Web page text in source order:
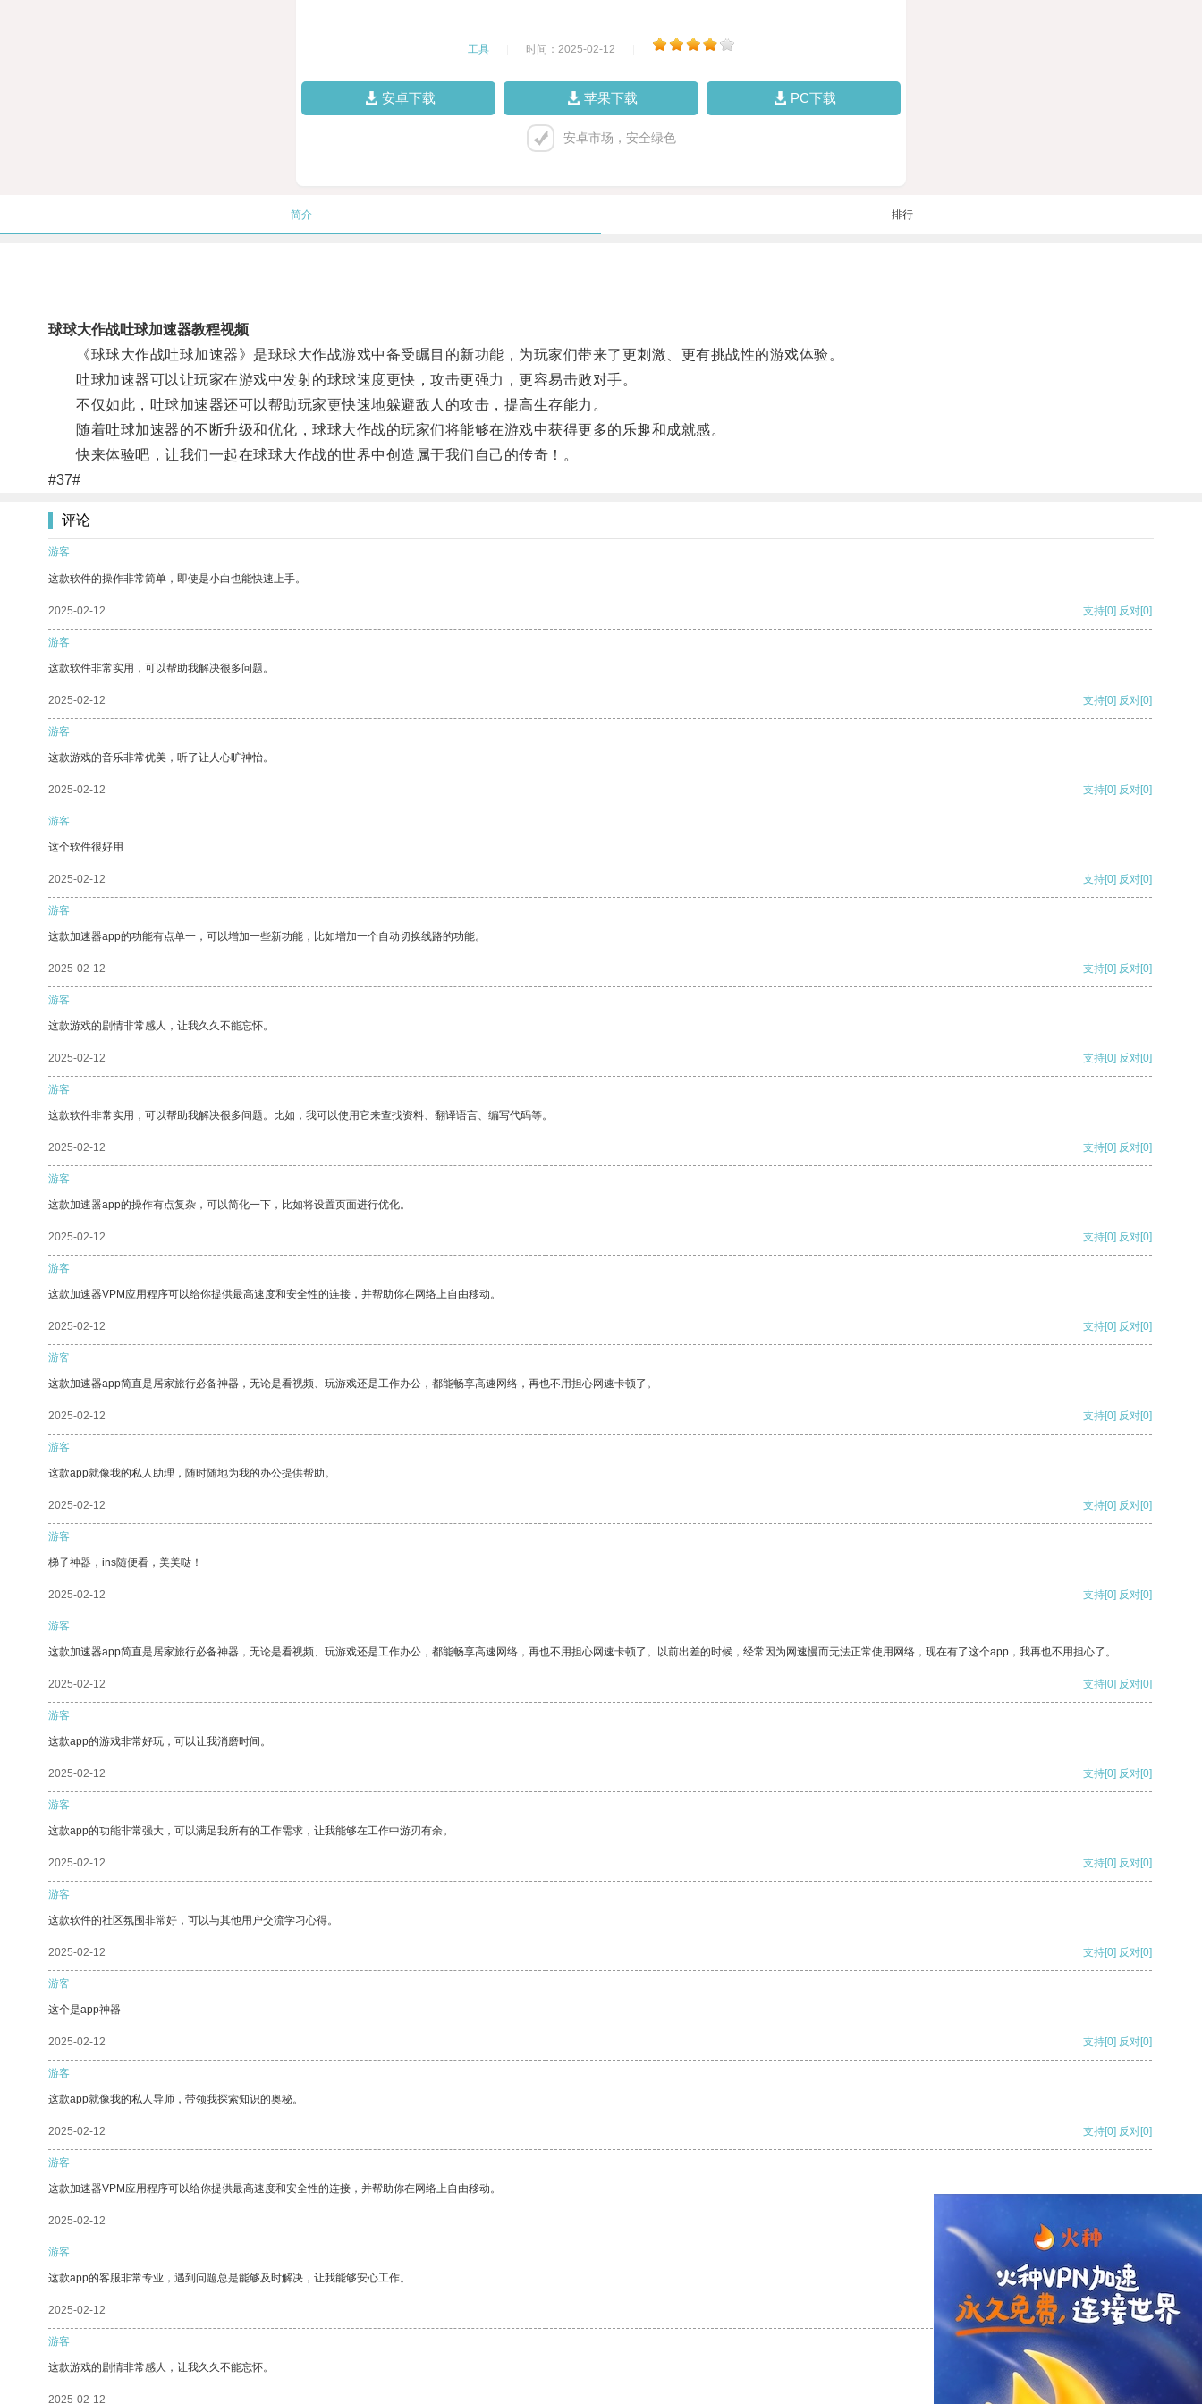
工具 时间：2025-02-12
安卓下载 苹果下载 PC下载
安卓市场，安全绿色
简介 排行
球球大作战吐球加速器教程视频
《球球大作战吐球加速器》是球球大作战游戏中备受瞩目的新功能，为玩家们带来了更刺激、更有挑战性的游戏体验。
吐球加速器可以让玩家在游戏中发射的球球速度更快，攻击更强力，更容易击败对手。
不仅如此，吐球加速器还可以帮助玩家更快速地躲避敌人的攻击，提高生存能力。
随着吐球加速器的不断升级和优化，球球大作战的玩家们将能够在游戏中获得更多的乐趣和成就感。
快来体验吧，让我们一起在球球大作战的世界中创造属于我们自己的传奇！。
#37#
评论
游客
这款软件的操作非常简单，即使是小白也能快速上手。
2025-02-12 支持[0] 反对[0]
游客
这款软件非常实用，可以帮助我解决很多问题。
2025-02-12 支持[0] 反对[0]
游客
这款游戏的音乐非常优美，听了让人心旷神怡。
2025-02-12 支持[0] 反对[0]
游客
这个软件很好用
2025-02-12 支持[0] 反对[0]
游客
这款加速器app的功能有点单一，可以增加一些新功能，比如增加一个自动切换线路的功能。
2025-02-12 支持[0] 反对[0]
游客
这款游戏的剧情非常感人，让我久久不能忘怀。
2025-02-12 支持[0] 反对[0]
游客
这款软件非常实用，可以帮助我解决很多问题。比如，我可以使用它来查找资料、翻译语言、编写代码等。
2025-02-12 支持[0] 反对[0]
游客
这款加速器app的操作有点复杂，可以简化一下，比如将设置页面进行优化。
2025-02-12 支持[0] 反对[0]
游客
这款加速器VPM应用程序可以给你提供最高速度和安全性的连接，并帮助你在网络上自由移动。
2025-02-12 支持[0] 反对[0]
游客
这款加速器app简直是居家旅行必备神器，无论是看视频、玩游戏还是工作办公，都能畅享高速网络，再也不用担心网速卡顿了。
2025-02-12 支持[0] 反对[0]
游客
这款app就像我的私人助理，随时随地为我的办公提供帮助。
2025-02-12 支持[0] 反对[0]
游客
梯子神器，ins随便看，美美哒！
2025-02-12 支持[0] 反对[0]
游客
这款加速器app简直是居家旅行必备神器，无论是看视频、玩游戏还是工作办公，都能畅享高速网络，再也不用担心网速卡顿了。以前出差的时候，经常因为网速慢而无法正常使用网络，现在有了这个app，我再也不用担心了。
2025-02-12 支持[0] 反对[0]
游客
这款app的游戏非常好玩，可以让我消磨时间。
2025-02-12 支持[0] 反对[0]
游客
这款app的功能非常强大，可以满足我所有的工作需求，让我能够在工作中游刃有余。
2025-02-12 支持[0] 反对[0]
游客
这款软件的社区氛围非常好，可以与其他用户交流学习心得。
2025-02-12 支持[0] 反对[0]
游客
这个是app神器
2025-02-12 支持[0] 反对[0]
游客
这款app就像我的私人导师，带领我探索知识的奥秘。
2025-02-12 支持[0] 反对[0]
游客
这款加速器VPM应用程序可以给你提供最高速度和安全性的连接，并帮助你在网络上自由移动。
2025-02-12
游客
这款app的客服非常专业，遇到问题总是能够及时解决，让我能够安心工作。
2025-02-12 支持 [0] 反对[0]
游客
这款游戏的剧情非常感人，让我久久不能忘怀。
2025-02-12 支持[0] 反对